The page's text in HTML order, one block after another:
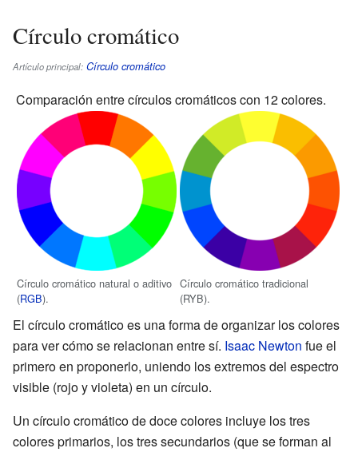
Círculo cromático
Artículo principal: Círculo cromático
Comparación entre círculos cromáticos con 12 colores.
Círculo cromático natural o aditivo
(RGB).
Círculo cromático tradicional
(RYB).
El círculo cromático es una forma de organizar los colores
para ver cómo se relacionan entre sí. Isaac Newton fue el
primero en proponerlo, uniendo los extremos del espectro
visible (rojo y violeta) en un círculo.
Un círculo cromático de doce colores incluye los tres
colores primarios, los tres secundarios (que se forman al